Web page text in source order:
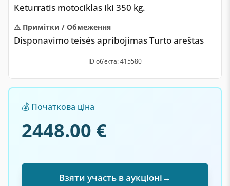
Keturratis motociklas iki 350 kg.
⚠️ Примітки / Обмеження
Disponavimo teisės apribojimas Turto areštas
ID обʼєкта: 415580
💰 Початкова ціна
2448.00 €
Взяти участь в аукціоні→